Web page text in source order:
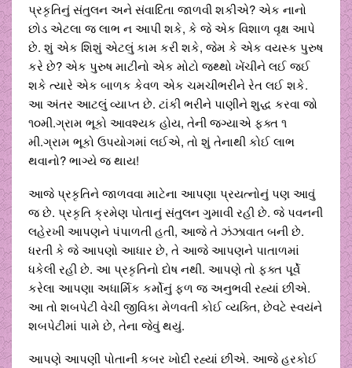
પ્રકૃતિનું સંતુલન અને સંવાદિતા જાળવી શકીએ? એક નાનો
છોડ એટલા જ લાભ ન આપી શકે, કે જે એક વિશાળ વૃક્ષ આપે
છે. શું એક શિશું એટલું કામ કરી શકે, જેમ કે એક વયસ્ક પુરુષ
કરે છે? એક પુરુષ માટીનો એક મોટો જથ્થો ખેંચીને લઈ જઈ
શકે ત્યારે એક બાળક કેવળ એક ચમચીભરીને રેત લઈ શકે.
આ અંતર આટલું વ્યાપ્ત છે. ટાંકી ભરીને પાણીને શુદ્ધ કરવા જો
૧૦મી.ગ્રામ ભૂકો આવશ્યક હોય, તેની જગ્યાએ ફક્ત ૧
મી.ગ્રામ ભૂકો ઉપયોગમાં લઈએ, તો શું તેનાથી કોઈ લાભ
થવાનો? ભાગ્યે જ થાય!
આજે પ્રકૃતિને જાળવવા માટેના આપણા પ્રયત્નોનું પણ આવું
જ છે. પ્રકૃતિ ક્રમેણ પોતાનું સંતુલન ગુમાવી રહી છે. જે પવનની
લહેરખી આપણને પંપાળતી હતી, આજે તે ઝંઝાવાત બની છે.
ધરતી કે જે આપણો આધાર છે, તે આજે આપણને પાતાળમાં
ધકેલી રહી છે. આ પ્રકૃતિનો દોષ નથી. આપણે તો ફક્ત પૂર્વે
કરેલા આપણા અધાર્મિક કર્મોનું ફળ જ અનુભવી રહ્યાં છીએ.
આ તો શબપેટી વેચી જીવિકા મેળવતી કોઈ વ્યક્તિ, છેવટે સ્વયંને
શબપેટીમાં પામે છે, તેના જેવું થયું.
આપણે આપણી પોતાની કબર ખોદી રહ્યાં છીએ. આજે હરકોઈ